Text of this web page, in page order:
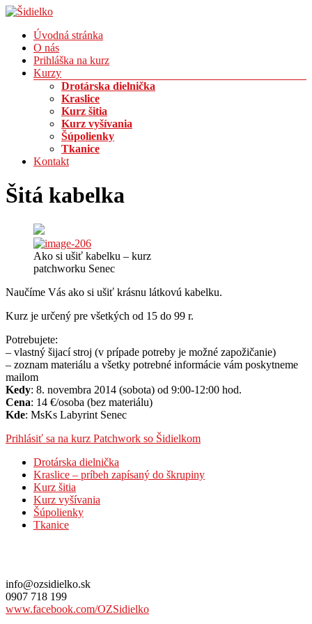
Prejsť
obsah
Šidielko
Kreatívne
Menu
Úvodná stránka
O nás
Prihláška na kurz
Kurzy
Drotárska dielnička
Kraslice
Kurz šitia
Kurz vyšívania
Šúpolienky
Tkanice
Kontakt
Šitá kabelka
Ako si ušiť kabelku – kurz
patchworku Senec
Naučíme Vás ako si ušiť krásnu látkovú kabelku.
Kurz je určený pre všetkých od 15 do 99 r.
Potrebujete:
– vlastný šijací stroj (v prípade potreby je možné zapožičanie)
– zoznam materiálu a všetky potrebné informácie vám poskytneme
mailom
Kedy: 8. novembra 2014 (sobota) od 9:00-12:00 hod.
Cena: 14 €/osoba (bez materiálu)
Kde: MsKs Labyrint Senec
Prihlásiť sa na kurz Patchwork so Šidielkom
Drotárska dielnička
Kraslice – príbeh zapísaný do škrupiny
Kurz šitia
Kurz vyšívania
Šúpolienky
Tkanice
info@ozsidielko.sk
0907 718 199
www.facebook.com/OZSidielko